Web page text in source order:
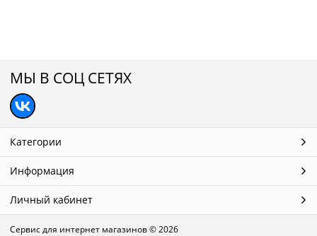
МЫ В СОЦ СЕТЯХ
Категории
Информация
Личный кабинет
Сервис для интернет магазинов© 2026